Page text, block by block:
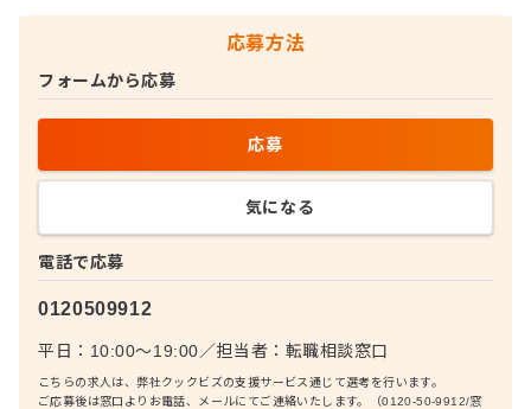
応募方法
電話で応募
0120509912
平日：10:00〜19:00／担当者： 転職相談窓口
こちらの求人は、弊社クックビズの支援サービス通じて選考を行います。
ご応募後は窓口よりお電話、メールにてご連絡いたします。（0120-50-9912/窓
フォームから応募
応募
気になる